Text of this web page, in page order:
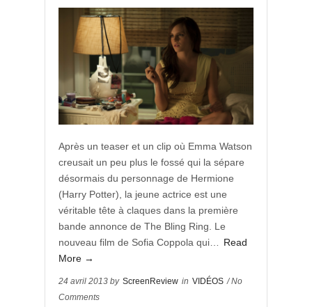
Après un teaser et un clip où Emma Watson
creusait un peu plus le fossé qui la sépare
désormais du personnage de Hermione
(Harry Potter), la jeune actrice est une
véritable tête à claques dans la première
bande annonce de The Bling Ring. Le
nouveau film de Sofia Coppola qui…
Read
More →
24 avril 2013 by ScreenReview in VIDÉOS / No
Comments